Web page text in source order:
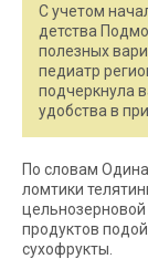
С учетом
детства
полезных
педиатр
подчеркнула
удобства в
По словам
ломтики
продуктов
сухофрукты.